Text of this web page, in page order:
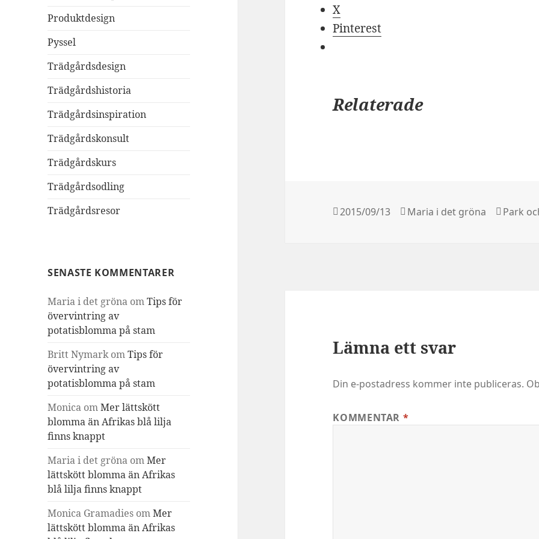
Produktdesign
Pyssel
Trädgårdsdesign
Trädgårdshistoria
Trädgårdsinspiration
Trädgårdskonsult
Trädgårdskurs
Trädgårdsodling
Trädgårdsresor
SENASTE KOMMENTARER
Maria i det gröna omTips för
övervintring av
potatisblomma på stam
Britt NymarkomTips för
övervintring av
potatisblomma på stam
Monica omMer lättskött
blomma än Afrikas blå lilja
finns knappt
Maria i det gröna omMer
lättskött blomma än Afrikas
blå lilja finns knappt
Monica Gramadies omMer
lättskött blomma än Afrikas
X
Pinterest
Relaterade
Postat
2015/09/13 Författare
Maria i det gröna Park
Lämna ett svar
Din e-postadress kommer inte publiceras.
KOMMENTAR *